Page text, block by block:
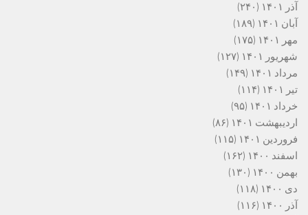
آذر ۱۴۰۱
(۲۴۰)
آبان ۱۴۰۱
(۱۸۹)
مهر ۱۴۰۱
(۱۷۵)
شهریور ۱۴۰۱
(۱۲۷)
مرداد ۱۴۰۱
(۱۴۹)
تیر ۱۴۰۱
(۱۱۴)
خرداد ۱۴۰۱
(۹۵)
اردیبهشت ۱۴۰۱
(۸۶)
فروردین ۱۴۰۱
(۱۱۵)
اسفند ۱۴۰۰
(۱۶۲)
بهمن ۱۴۰۰
(۱۳۰)
دی ۱۴۰۰
(۱۱۸)
آذر ۱۴۰۰
(۱۱۶)